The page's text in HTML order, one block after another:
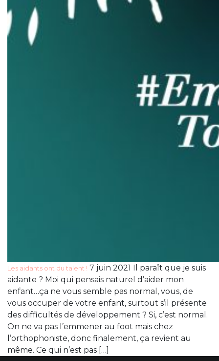
Les aidants ont du talent ! 7 juin 2021 Il paraît que je suis
aidante ? Moi qui pensais naturel d’aider mon
enfant…ça ne vous semble pas normal, vous, de
vous occuper de votre enfant, surtout s’il présente
des difficultés de développement ? Si, c’est normal.
On ne va pas l’emmener au foot mais chez
l’orthophoniste, donc finalement, ça revient au
même. Ce qui n’est pas […]